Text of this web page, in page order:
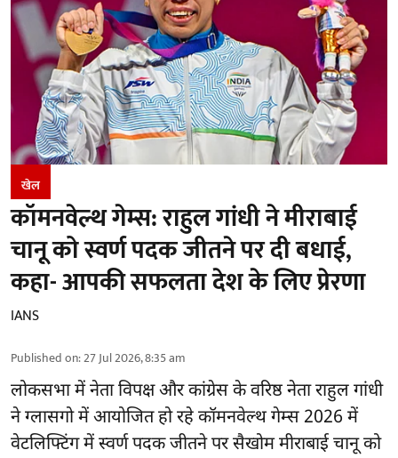
खेल
कॉमनवेल्थ गेम्स: राहुल गांधी ने मीराबाई
चानू को स्वर्ण पदक जीतने पर दी बधाई,
कहा- आपकी सफलता देश के लिए प्रेरणा
IANS
Published on:27 Jul 2026, 8:35 am
लोकसभा में नेता विपक्ष औरकांग्रेस के वरिष्ठ नेता राहुल गांधी
ने ग्लासगो में आयोजित हो रहे कॉमनवेल्थ गेम्स 2026 में
वेटलिफ्टिंग में स्वर्ण पदक जीतने पर सैखोम मीराबाई चानू को